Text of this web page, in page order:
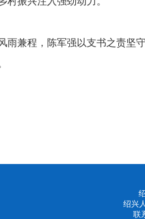
雨兼程，陈军强以支书之责坚
绍兴
联